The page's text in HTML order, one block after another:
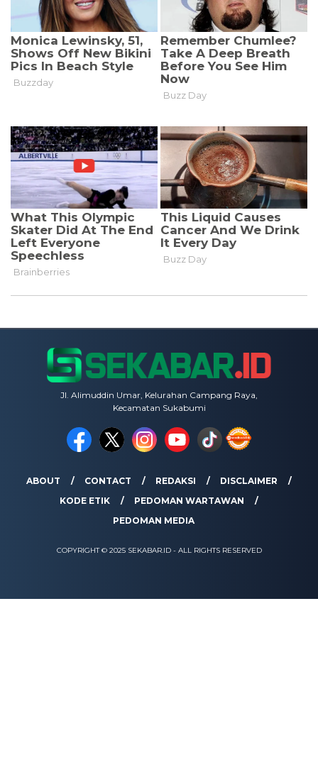
Jl. Alimuddin Umar, Kelurahan Campang Raya,
Kecamatan Sukabumi
ABOUT CONTACT REDAKSI
DISCLAIMER
KODE ETIK
PEDOMAN WARTAWAN
PEDOMAN MEDIA
COPYRIGHT © 2025 SEKABAR.ID - ALL RIGHTS RESERVED